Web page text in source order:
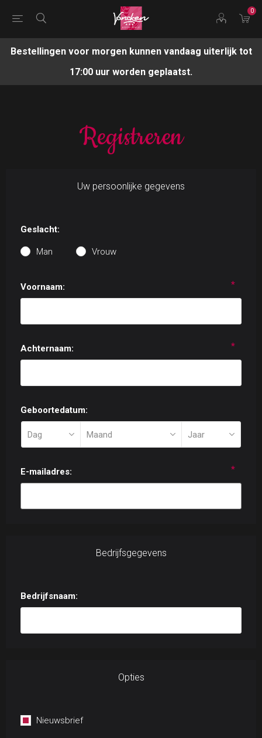
0
Bestellingen voor morgen kunnen vandaag uiterlijk tot
17:00 uur worden geplaatst.
Registreren
Uw persoonlijke gegevens
Geslacht:
Man Vrouw
Voornaam: *
Achternaam: *
Geboortedatum:
E-mailadres: *
Bedrijfsgegevens
Bedrijfsnaam:
Opties
Nieuwsbrief